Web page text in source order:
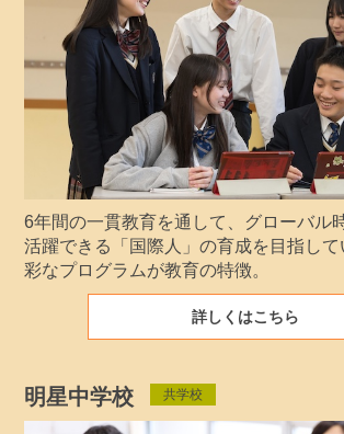
6年間の一貫教育を通して、グローバル
活躍できる「国際人」の育成を目指し
彩なプログラムが教育の特徴。
詳しくはこちら
明星中学校 共学校